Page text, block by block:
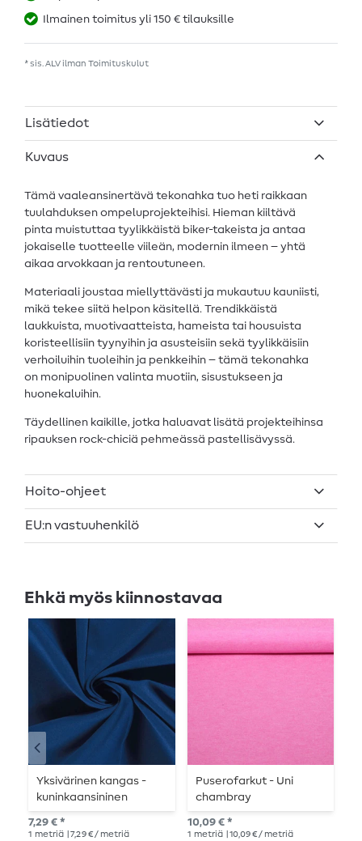
Ilmainen toimitus yli 150 € tilauksille
* sis. ALV ilman Toimituskulut
Lisätiedot
Kuvaus
Tämä vaaleansinertävä tekonahka tuo heti raikkaan
tuulahduksen ompeluprojekteihisi. Hieman kiiltävä
pinta muistuttaa tyylikkäistä biker-takeista ja antaa
jokaiselle tuotteelle viileän, modernin ilmeen – yhtä
aikaa arvokkaan ja rentoutuneen.
Materiaali joustaa miellyttävästi ja mukautuu kauniisti,
mikä tekee siitä helpon käsitellä. Trendikkäistä
laukkuista, muotivaatteista, hameista tai housuista
koristeellisiin tyynyihin ja asusteisiin sekä tyylikkäisiin
verhoiluihin tuoleihin ja penkkeihin – tämä tekonahka
on monipuolinen valinta muotiin, sisustukseen ja
huonekaluihin.
Täydellinen kaikille, jotka haluavat lisätä projekteihinsa
ripauksen rock-chiciä pehmeässä pastellisävyssä.
Hoito-ohjeet
EU:n vastuuhenkilö
Ehkä myös kiinnostavaa
Yksivärinen kangas -
kuninkaansininen
7,29 € *
1 metriä | 7,29 € / metriä
Puserofarkut - Uni
chambray
vaaleanpunainen
10,09 € *
1 metriä | 10,09 € / metriä